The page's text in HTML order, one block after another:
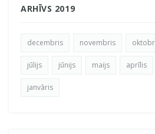
ARHĪVS 2019
decembris novembris
jūlijs jūnijs maijs aprīlis
janvāris